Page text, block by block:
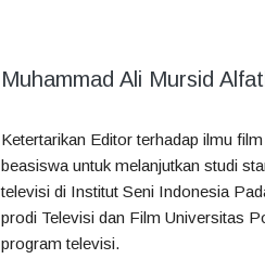
Muhammad Ali Mursid
Ketertarikan Editor terhadap ilmu
beasiswa untuk melanjutkan studi
televisi di Institut Seni Indonesia
prodi Televisi dan Film Universitas
program televisi.